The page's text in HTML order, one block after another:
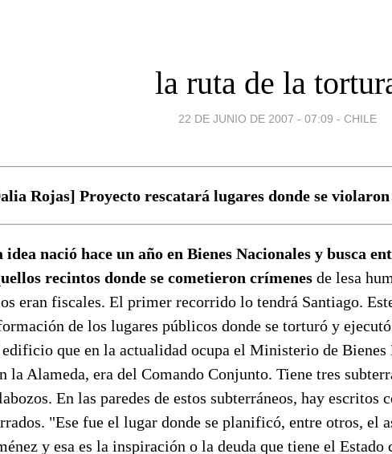
la ruta de la
22 DE JUNIO DE 2007 - 07:09 - CHILE
Rojas] Proyecto rescatará lugares donde se violaron
idea nació hace un año en Bienes Nacionales y busca
recintos donde se cometieron crímenes de lesa
eran fiscales. El primer recorrido lo tendrá Santiago.
de los lugares públicos donde se torturó y
que en la actualidad ocupa el Ministerio de Bienes
la Alameda, era del Comando Conjunto. Tiene tres
En las paredes de estos subterráneos, hay escritos
"Ese fue el lugar donde se planificó, entre otros, el
y esa es la inspiración o la deuda que tiene el